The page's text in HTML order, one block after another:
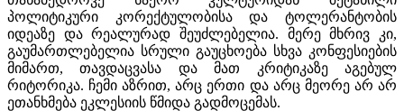
პოლიტიკური კორექტულობისა და ტოლერანტობის
იდეაზე და რეალურად შეუძლებელია. მერე მხრივ კი,
გაუმართლებელია სრული გაუცხოება სხვა კონფესიების
მიმართ, თავდაცვასა და მათ კრიტიკაზე აგებულ
რიტორიკა. ჩემი აზრით, არც ერთი და არც მეორე არ არ
ეთანხმება ეკლესიის წმიდა გადმოცემას.